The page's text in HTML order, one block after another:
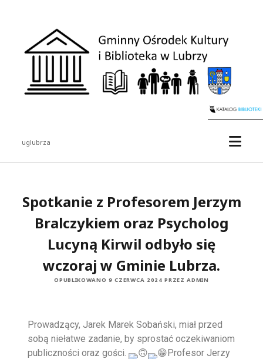
uglubrza
Spotkanie z Profesorem Jerzym
Bralczykiem oraz Psycholog
Lucyną Kirwil odbyło się
wczoraj w Gminie Lubrza.
OPUBLIKOWANO 9 CZERWCA 2024 PRZEZ ADMIN
Prowadzący, Jarek Marek Sobański, miał przed
sobą niełatwe zadanie, by sprostać oczekiwaniom
publiczności oraz gości.
Profesor Jerzy